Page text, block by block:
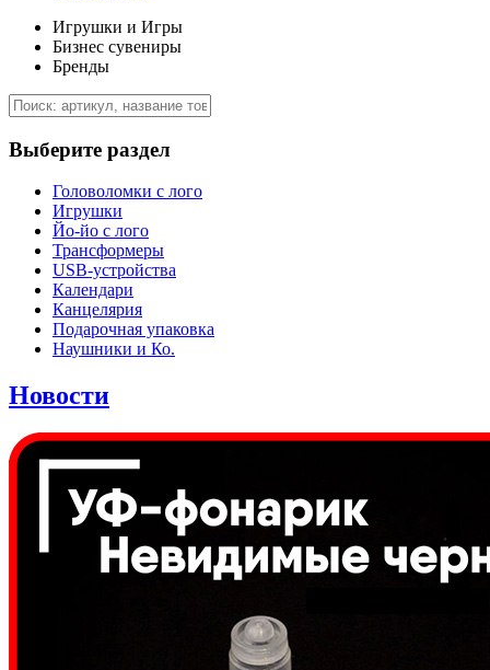
Игрушки и Игры
Бизнес сувениры
Бренды
Выберите раздел
Головоломки с лого
Игрушки
Йо-йо с лого
Трансформеры
USB-устройства
Календари
Канцелярия
Подарочная упаковка
Наушники и Ко.
Новости